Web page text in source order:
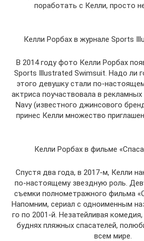
поработать с Келли, просто
Келли Рорбах в журнале Sports
В 2014 году фото Келли Рорбах
Sports Illustrated Swimsuit. Надо ли
этого девушку стали по-
актриса поучаствовала в рекламных
Navy (известного джинсового
принес Келли множество
Келли Рорбах в фильме
Спустя два года, в 2017-м, Келли
по-настоящему звездную роль.
съемки полнометражного фильма
Напомним, сериал с одноименным
го по 2001-й. Незатейливая
буднях пляжных спасателей,
всем мире.